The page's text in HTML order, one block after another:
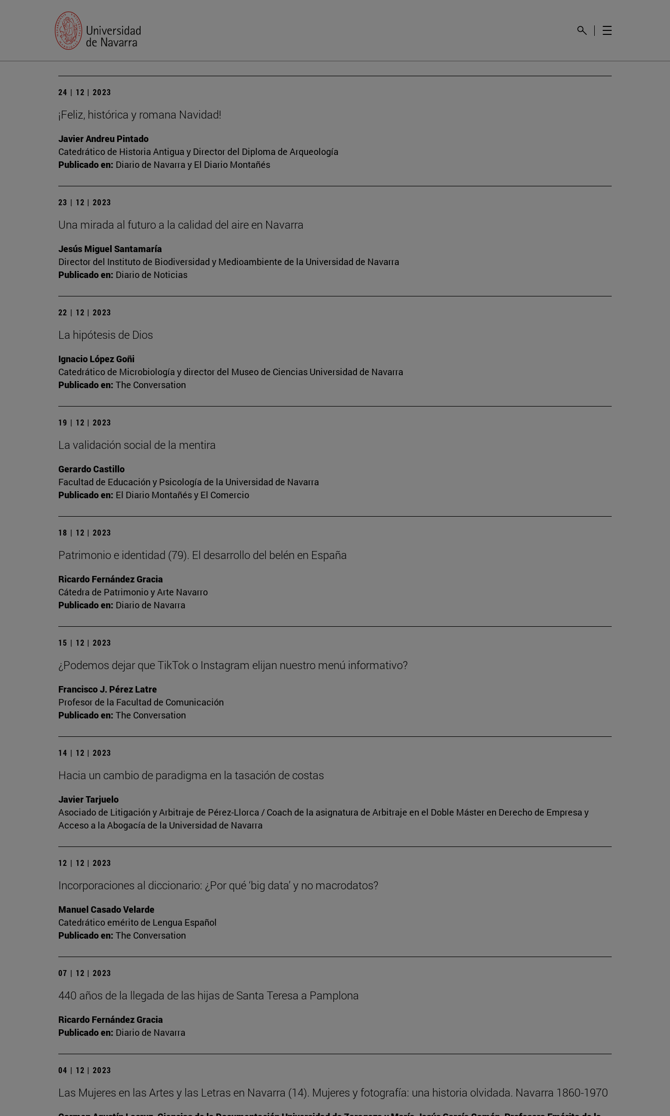
24 | 12 | 2023
¡Feliz, histórica y romana Navidad!
Javier Andreu Pintado
Catedrático de Historia Antigua y Director del Diploma de Arqueología
Publicado en: Diario de Navarra y El Diario Montañés
23 | 12 | 2023
Una mirada al futuro a la calidad del aire en Navarra
Jesús Miguel Santamaría
Director del Instituto de Biodiversidad y Medioambiente de la Universidad de Navarra
Publicado en: Diario de Noticias
22 | 12 | 2023
La hipótesis de Dios
Ignacio López Goñi
Catedrático de Microbiología y director del Museo de Ciencias Universidad de Navarra
Publicado en: The Conversation
19 | 12 | 2023
La validación social de la mentira
Gerardo Castillo
Facultad de Educación y Psicología de la Universidad de Navarra
Publicado en: El Diario Montañés y El Comercio
18 | 12 | 2023
Patrimonio e identidad (79). El desarrollo del belén en España
Ricardo Fernández Gracia
Cátedra de Patrimonio y Arte Navarro
Publicado en: Diario de Navarra
15 | 12 | 2023
¿Podemos dejar que TikTok o Instagram elijan nuestro menú informativo?
Francisco J. Pérez Latre
Profesor de la Facultad de Comunicación
Publicado en: The Conversation
14 | 12 | 2023
Hacia un cambio de paradigma en la tasación de costas
Javier Tarjuelo
Asociado de Litigación y Arbitraje de Pérez-Llorca / Coach de la asignatura de Arbitraje en el Doble Máster en Derecho de Empresa y
Acceso a la Abogacía de la Universidad de Navarra
12 | 12 | 2023
Incorporaciones al diccionario: ¿Por qué ‘big data’ y no macrodatos?
Manuel Casado Velarde
Catedrático emérito de Lengua Español
Publicado en: The Conversation
07 | 12 | 2023
440 años de la llegada de las hijas de Santa Teresa a Pamplona
Ricardo Fernández Gracia
Publicado en: Diario de Navarra
04 | 12 | 2023
Las Mujeres en las Artes y las Letras en Navarra (14). Mujeres y fotografía: una historia olvidada. Navarra 1860-1970